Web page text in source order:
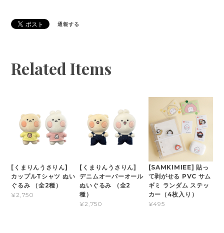
通報する
Related Items
[くまりんうさりん]
カップルTシャツ ぬい
ぐるみ （全2種）
¥2,750
[くまりんうさりん]
デニムオーバーオール
ぬいぐるみ （全2
種）
¥2,750
[SAMKIMIEE] 貼っ
て剥がせる PVC サム
ギミ ランダム ステッ
カー（4枚入り）
¥495